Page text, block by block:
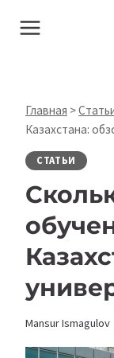
Главная >
Казахстана:
СТАТЬИ
Mansur Ismagulov